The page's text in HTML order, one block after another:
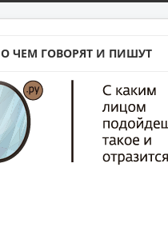
О ЧЕМ ГОВОРЯТ И ПИШУТ